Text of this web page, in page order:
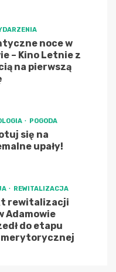
noce w
– Kino Letnie z
na pierwszą
POGODA
się na
upały!
REWITALIZACJA
rewitalizacji
Adamowie
do etapu
merytorycznej